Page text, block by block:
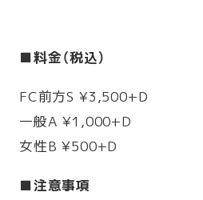
■料金（税込）
FC前方S ¥3,500+D
一般A ¥1,000+D
女性B ¥500+D
■注意事項